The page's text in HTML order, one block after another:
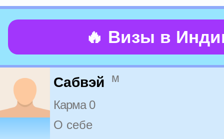
🔥 Визы в
Сабвэй м
Карма 0
О себе